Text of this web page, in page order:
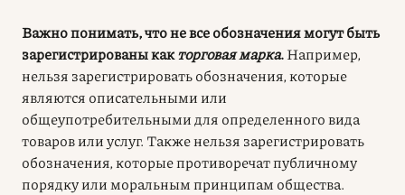
Важно понимать, что не все обозначения могут быть
зарегистрированы какторговая марка.Например,
нельзя зарегистрировать обозначения, которые
являются описательными или
общеупотребительными для определенного вида
товаров или услуг. Также нельзя зарегистрировать
обозначения, которые противоречат публичному
порядку или моральным принципам общества.